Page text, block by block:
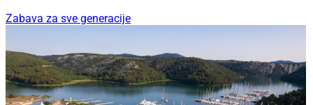
Zabava za sve generacije